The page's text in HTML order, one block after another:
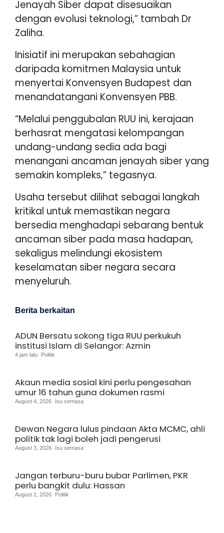
Jenayah Siber dapat disesuaikan
dengan evolusi teknologi,” tambah Dr
Zaliha.
Inisiatif ini merupakan sebahagian
daripada komitmen Malaysia untuk
menyertai Konvensyen Budapest dan
menandatangani Konvensyen PBB.
“Melalui penggubalan RUU ini, kerajaan
berhasrat mengatasi kelompangan
undang-undang sedia ada bagi
menangani ancaman jenayah siber yang
semakin kompleks,” tegasnya.
Usaha tersebut dilihat sebagai langkah
kritikal untuk memastikan negara
bersedia menghadapi sebarang bentuk
ancaman siber pada masa hadapan,
sekaligus melindungi ekosistem
keselamatan siber negara secara
menyeluruh.
Berita berkaitan
ADUN Bersatu sokong tiga RUU perkukuh
institusi Islam di Selangor: Azmin
4 jam lalu· Politik
Akaun media sosial kini perlu pengesahan
umur 16 tahun guna dokumen rasmi
August 4, 2026· Isu semasa
Dewan Negara lulus pindaan Akta MCMC, ahli
politik tak lagi boleh jadi pengerusi
August 3, 2026· Isu semasa
Jangan terburu-buru bubar Parlimen, PKR
perlu bangkit dulu: Hassan
August 2, 2026· Politik